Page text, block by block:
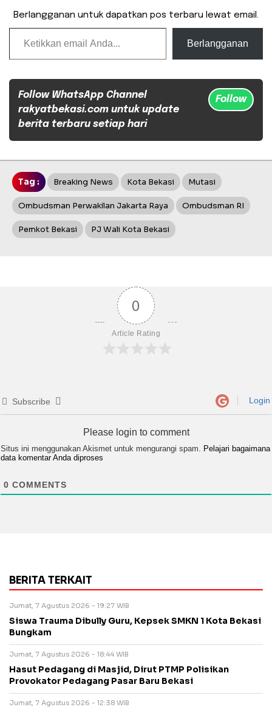
Berlangganan untuk dapatkan pos terbaru lewat email.
Ketikkan email Anda...
Berlangganan
Follow WhatsApp Channel
rakyatbekasi.com untuk update
berita terbaru setiap hari
Follow
Tag : Breaking News Kota Bekasi Mutasi
Ombudsman Perwakilan Jakarta Raya Ombudsman RI
Pemkot Bekasi PJ Wali Kota Bekasi
0
Article Rating
Subscribe Login
Please login to comment
Situs ini menggunakan Akismet untuk mengurangi spam. Pelajari bagaimana
data komentar Anda diproses
0 COMMENTS
BERITA TERKAIT
Jumat, 7 Agustus 2026 - 19:27 WIB
Siswa Trauma Dibully Guru, Kepsek SMKN 1 Kota Bekasi
Bungkam
Jumat, 7 Agustus 2026 - 18:44 WIB
Hasut Pedagang di Masjid, Dirut PTMP Polisikan
Provokator Pedagang Pasar Baru Bekasi
Jumat, 7 Agustus 2026 - 12:38 WIB